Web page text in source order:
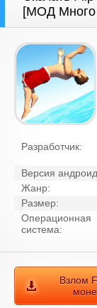
[МОД Много
Разработчик:
Версия
Жанр:
Размер:
Операционная
система:
Взлом